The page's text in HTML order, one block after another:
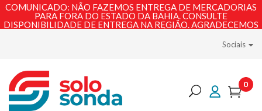
COMUNICADO: NÃO FAZEMOS ENTREGA DE MERCADORIAS
PARA FORA DO ESTADO DA BAHIA. CONSULTE
DISPONIBILIDADE DE ENTREGA NA REGIÃO. AGRADECEMOS
Sociais
0